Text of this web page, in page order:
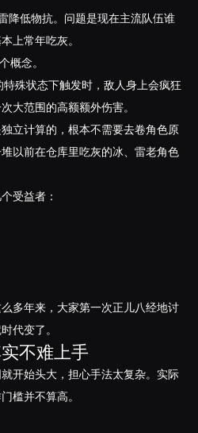
降低物抗。问题是现在主流队伍谁
上常年吃灰。
概念。
殊状态下触发时，敌人身上会疯狂
大范围的高额额外伤害。
立计算的，根本不需要去卷角色原
以前在仓库里吃灰的冰、雷老角色
受益者：
多年来，大家第一次正儿八经地讨
代变了。
不难上手
开始头大，担心手法太复杂。实际
槛并不算高。